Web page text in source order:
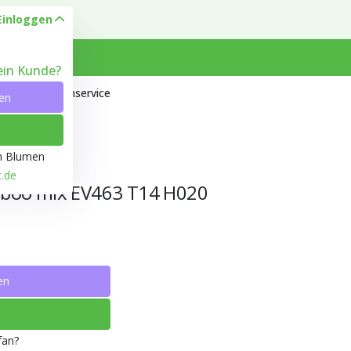
Kunde?
Blumen
Kundenservice
mix EV463 T14 H020